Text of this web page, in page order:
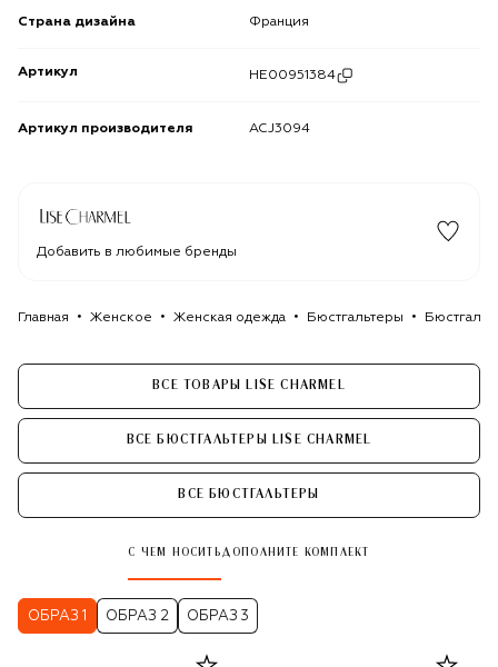
Страна дизайна Франция
Артикул HE00951384
Артикул производителя ACJ3094
Добавить в любимые бренды
Главная Женское Женская одежда Бюстгальтеры
ВСЕ ТОВАРЫ LISE CHARMEL
ВСЕ БЮСТГАЛЬТЕРЫ LISE CHARMEL
ВСЕ БЮСТГАЛЬТЕРЫ
С ЧЕМ НОСИТЬ ДОПОЛНИТЕ КОМПЛЕКТ
ОБРАЗ 1 ОБРАЗ 2 ОБРАЗ 3